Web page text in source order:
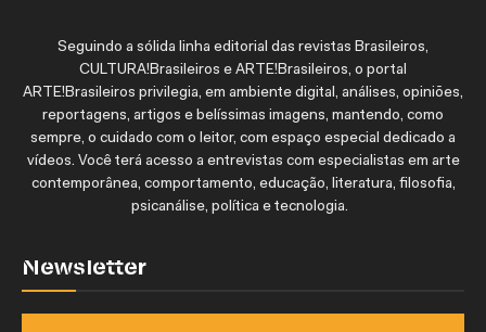
Seguindo a sólida linha editorial das revistas Brasileiros,
CULTURA!Brasileiros e ARTE!Brasileiros, o portal
ARTE!Brasileiros privilegia, em ambiente digital, análises, opiniões,
reportagens, artigos e belíssimas imagens, mantendo, como
sempre, o cuidado com o leitor, com espaço especial dedicado a
vídeos. Você terá acesso a entrevistas com especialistas em arte
contemporânea, comportamento, educação, literatura, filosofia,
psicanálise, política e tecnologia.
Newsletter